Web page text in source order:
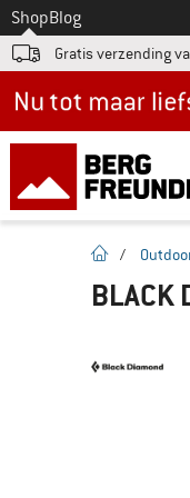
Naar
ShopBlog
Gratis verzending
Startpagina
/
BLACK